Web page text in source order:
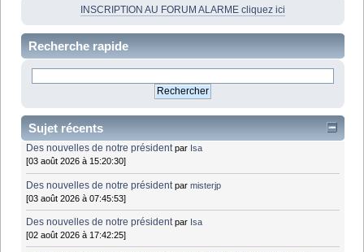
INSCRIPTION AU FORUM ALARME cliquez ici
Recherche rapide
Sujet récents
Des nouvelles de notre président par Isa
[03 août 2026 à 15:20:30]
Des nouvelles de notre président parmisterjp
[03 août 2026 à 07:45:53]
Des nouvelles de notre président par Isa
[02 août 2026 à 17:42:25]